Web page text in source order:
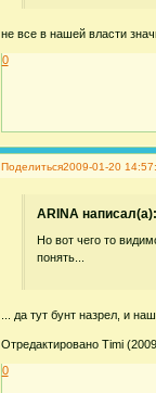
не все в нашей власти
0
Поделиться2009-01-20
ARINA написал(а):
Но вот чего то
понять...
... да тут бунт назрел, и
Отредактировано Timi
0